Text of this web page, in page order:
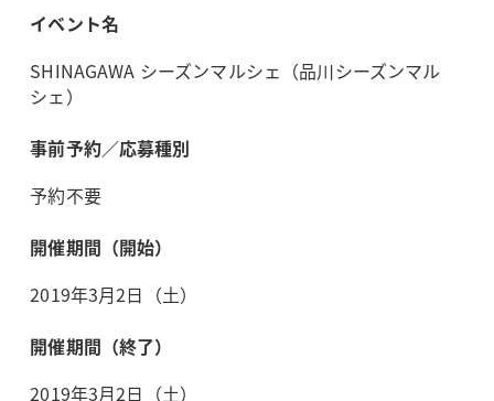
イベント名
SHINAGAWA シーズンマルシェ（品川シーズンマル
シェ）
事前予約／応募種別
予約不要
開催期間（開始）
2019年3月2日（土）
開催期間（終了）
2019年3月2日（土）